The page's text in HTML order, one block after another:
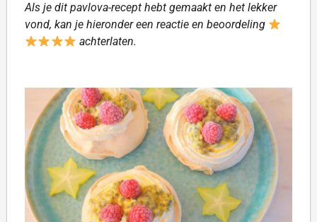
Als je dit pavlova-recept hebt gemaakt en het lekker
vond, kan je hieronder een reactie en beoordeling
achterlaten.